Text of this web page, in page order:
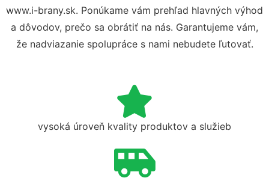
www.i-brany.sk. Ponúkame vám prehľad hlavných výhod
a dôvodov, prečo sa obrátiť na nás. Garantujeme vám,
že nadviazanie spolupráce s nami nebudete ľutovať.
vysoká úroveň kvality produktov a služieb